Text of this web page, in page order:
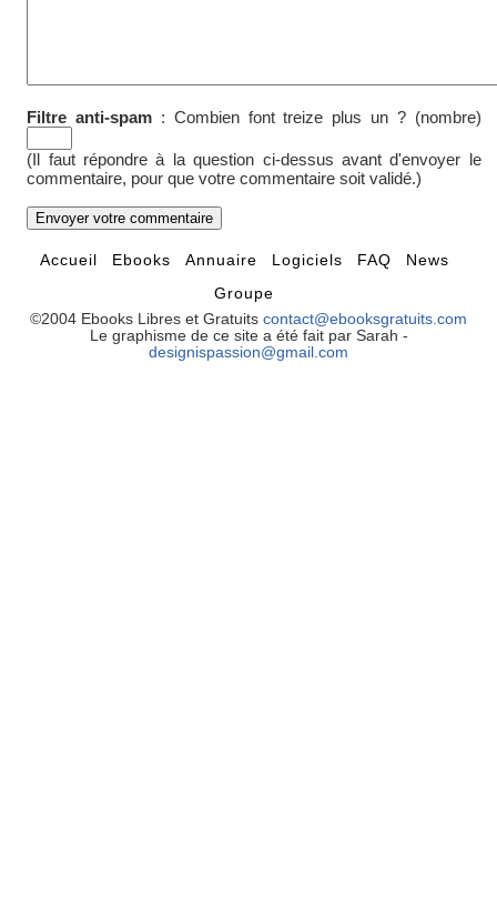
Filtre anti-spam : Combien font treize plus un ? (nombre)
(Il faut répondre à la question ci-dessus avant d'envoyer le
commentaire, pour que votre commentaire soit validé.)
Accueil Ebooks Annuaire Logiciels FAQ
News
Groupe
©2004 Ebooks Libres et Gratuits contact@ebooksgratuits.com
Le graphisme de ce site a été fait par Sarah -
designispassion@gmail.com